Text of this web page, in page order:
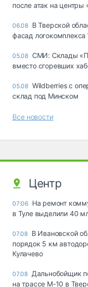
после атак на центры
06.08 В Тверской
фасад логокомплекса
05.08 СМИ: Склады
вместо сгоревших
05.08 Wildberries с
склад под Минском
Все новости
Центр
07:06 На ремонт
в Туле выделили 40
07.08 В Ивановской
порядок 5 км
Кулачево
07.08 Дальнобойщик
на трассе М-10 в